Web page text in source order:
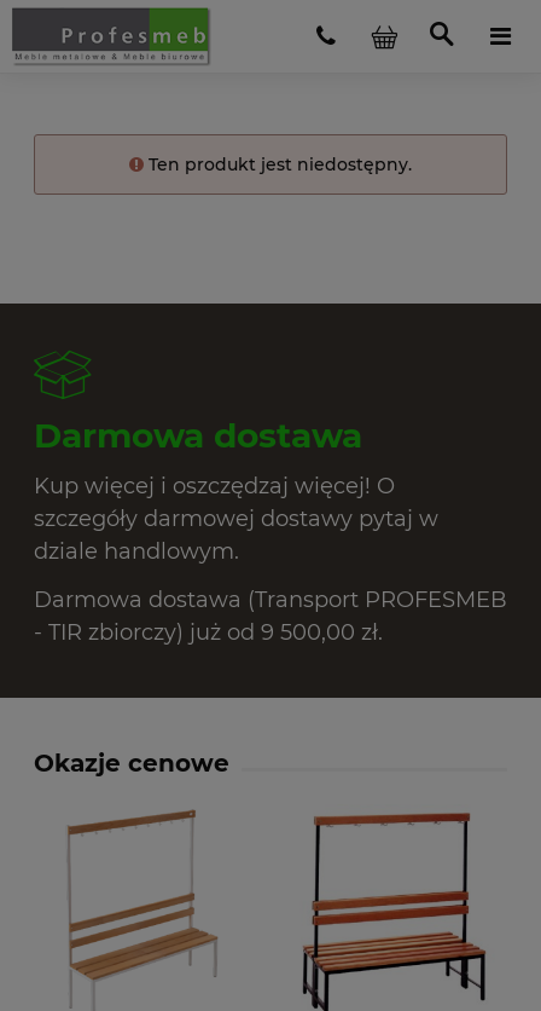
Ten produkt jest niedostępny.
Darmowa dostawa
Kup więcej i oszczędzaj więcej! O
szczegóły darmowej dostawy pytaj w
dziale handlowym.
Darmowa dostawa (Transport PROFESMEB
- TIR zbiorczy) już od 9 500,00 zł.
Okazje cenowe